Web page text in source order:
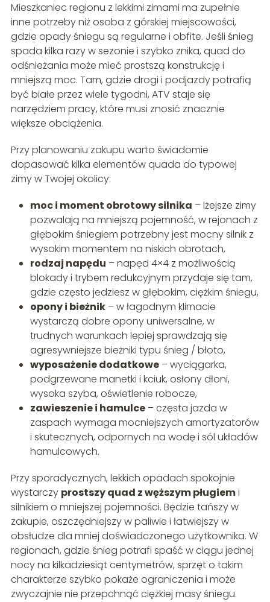
Mieszkaniec regionu z lekkimi zimami ma zupełnie
inne potrzeby niż osoba z górskiej miejscowości,
gdzie opady śniegu są regularne i obfite. Jeśli śnieg
spada kilka razy w sezonie i szybko znika, quad do
odśnieżania może mieć prostszą konstrukcję i
mniejszą moc. Tam, gdzie drogi i podjazdy potrafią
być białe przez wiele tygodni, ATV staje się
narzędziem pracy, które musi znosić znacznie
większe obciążenia.
Przy planowaniu zakupu warto świadomie
dopasować kilka elementów quada do typowej
zimy w Twojej okolicy:
moc i moment obrotowy silnika – lżejsze zimy
pozwalają na mniejszą pojemność, w rejonach z
głębokim śniegiem potrzebny jest mocny silnik z
wysokim momentem na niskich obrotach,
rodzaj napędu – napęd 4×4 z możliwością
blokady i trybem redukcyjnym przydaje się tam,
gdzie często jedziesz w głębokim, ciężkim śniegu,
opony i bieżnik– w łagodnym klimacie
wystarczą dobre opony uniwersalne, w
trudnych warunkach lepiej sprawdzają się
agresywniejsze bieżniki typu śnieg / błoto,
wyposażenie dodatkowe– wyciągarka,
podgrzewane manetki i kciuk, osłony dłoni,
wysoka szyba, oświetlenie robocze,
zawieszenie i hamulce– częsta jazda w
zaspach wymaga mocniejszych amortyzatorów
i skutecznych, odpornych na wodę i sól układów
hamulcowych.
Przy sporadycznych, lekkich opadach spokojnie
wystarczy prostszy quad z węższym pługiemi
silnikiem o mniejszej pojemności. Będzie tańszy w
zakupie, oszczędniejszy w paliwie i łatwiejszy w
obsłudze dla mniej doświadczonego użytkownika. W
regionach, gdzie śnieg potrafi spaść w ciągu jednej
nocy na kilkadziesiąt centymetrów, sprzęt o takim
charakterze szybko pokaże ograniczenia i może
zwyczajnie nie przepchnąć ciężkiej masy śniegu.